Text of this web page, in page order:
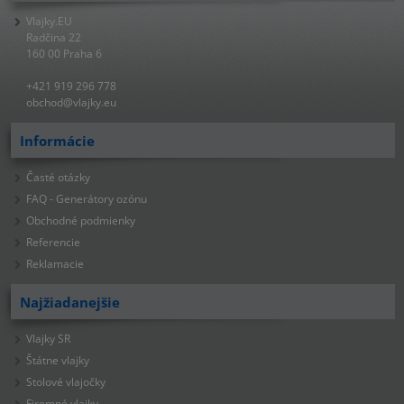
Vlajky.EU
Radčina 22
160 00 Praha 6
+421 919 296 778
obchod@vlajky.eu
Informácie
Časté otázky
FAQ - Generátory ozónu
Obchodné podmienky
Referencie
Reklamacie
Najžiadanejšie
Vlajky SR
Štátne vlajky
Stolové vlajočky